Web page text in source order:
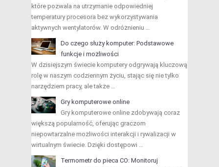
które pozwala na utrzymanie odpowiedniej
temperatury procesora bez wykorzystywania
aktywnych wentylatorów. W odróżnieniu …
Do czego służy komputer: Podstawowe
funkcje i możliwości
W dzisiejszym świecie komputery odgrywają kluczową
rolę w naszym codziennym życiu, stając się nie tylko
narzędziem pracy, ale także …
Gry komputerowe online
Gry komputerowe online zdobywają coraz
większą popularność, oferując graczom
niepowtarzalne możliwości interakcji i rywalizacji w
wirtualnym świecie. Dzięki dostępowi …
Termometr do pieca CO: Monitoruj